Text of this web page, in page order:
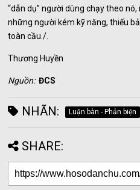
“dẫn dụ” người dùng chạy theo nó,
những người kém kỹ năng, thiếu
toàn cầu./.
Thương Huyền
Nguồn:ĐCS
NHÃN: Luận bàn - Phản biện
SHARE: